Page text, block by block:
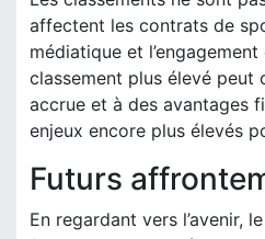
affectent les contrats de
médiatique et
classement plus élevé peut
accrue et à des avantages
enjeux encore plus élevés
Futurs
En regardant vers l’avenir,